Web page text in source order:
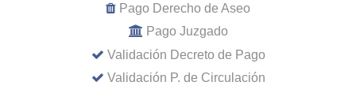
Pago Derecho de Aseo
Pago Juzgado
Validación Decreto de Pago
Validación P. de Circulación